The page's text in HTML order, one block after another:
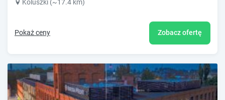
Koluszki (~17.4 km)
Pokaż ceny Zobacz ofertę